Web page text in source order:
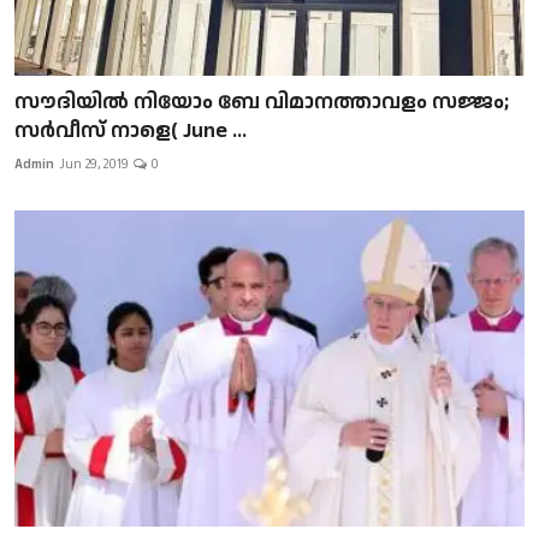
സൗദിയിൽ നിയോം ബേ വിമാനത്താവളം സജ്ജം;
സർവീസ് നാളെ( June ...
Admin Jun 29, 2019 0